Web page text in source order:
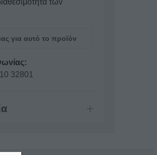
των
για αυτό το προϊόν
32801